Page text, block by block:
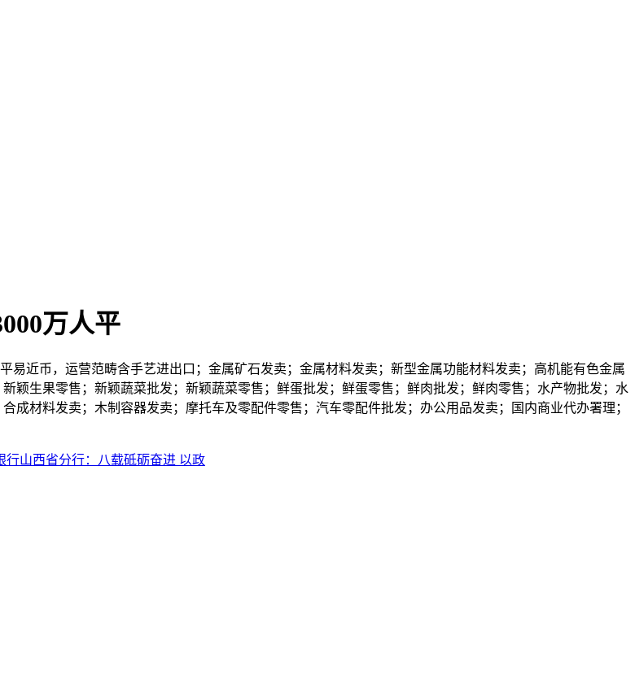
万人平
近币，运营范畴含手艺进出口；金属矿石发卖；金属材料发卖；新型金属功能材料发卖；高机能有色金属
颖生果零售；新颖蔬菜批发；新颖蔬菜零售；鲜蛋批发；鲜蛋零售；鲜肉批发；鲜肉零售；水产物批发；水
成材料发卖；木制容器发卖；摩托车及零配件零售；汽车零配件批发；办公用品发卖；国内商业代办署理；
行山西省分行：八载砥砺奋进 以政